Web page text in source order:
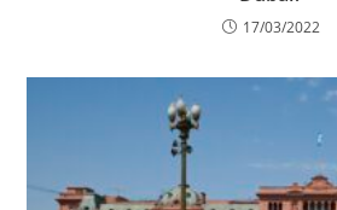
17/03/2022